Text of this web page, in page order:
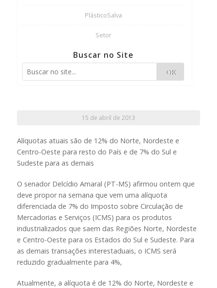
PlásticoSalva
Setor
Buscar no Site
OK
15 de abril de 2013
Alíquotas atuais são de 12% do Norte, Nordeste e
Centro-Oeste para resto do País e de 7% do Sul e
Sudeste para as demais
O senador Delcídio Amaral (PT-MS) afirmou ontem que
deve propor na semana que vem uma alíquota
diferenciada de 7% do Imposto sobre Circulação de
Mercadorias e Serviços (ICMS) para os produtos
industrializados que saem das Regiões Norte, Nordeste
e Centro-Oeste para os Estados do Sul e Sudeste. Para
as demais transações interestaduais, o ICMS será
reduzido gradualmente para 4%,
Atualmente, a alíquota é de 12% do Norte, Nordeste e